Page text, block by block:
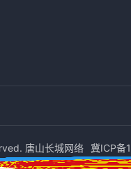
唐山长城网络 冀ICP备